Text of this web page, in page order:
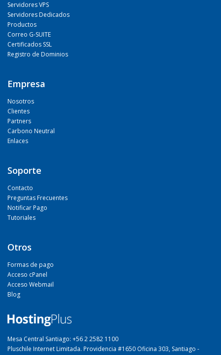
Servidores VPS
Servidores Dedicados
Productos
Correo G-SUITE
Certificados SSL
Registro de Dominios
Empresa
Nosotros
Clientes
Partners
Carbono Neutral
Enlaces
Soporte
Contacto
Preguntas Frecuentes
Notificar Pago
Tutoriales
Otros
Formas de pago
Acceso cPanel
Acceso Webmail
Blog
Mesa Central Santiago: +56 2 2582 1100
Pluschile Internet Limitada. Providencia #1650 Oficina 303, Santiago -